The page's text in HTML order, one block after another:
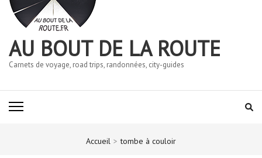
AU BOUT DE LA ROUTE
Carnets de voyage, road trips, randonnées, city-guides
Accueil > tombe à couloir